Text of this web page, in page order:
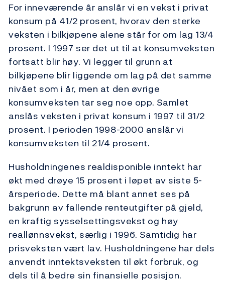
For inneværende år anslår vi en vekst i privat
konsum på 41/2 prosent, hvorav den sterke
veksten i bilkjøpene alene står for om lag 13/4
prosent. I 1997 ser det ut til at konsumveksten
fortsatt blir høy. Vi legger til grunn at
bilkjøpene blir liggende om lag på det samme
nivået som i år, men at den øvrige
konsumveksten tar seg noe opp. Samlet
anslås veksten i privat konsum i 1997 til 31/2
prosent. I perioden 1998-2000 anslår vi
konsumveksten til 21/4 prosent.
Husholdningenes realdisponible inntekt har
økt med drøye 15 prosent i løpet av siste 5-
årsperiode. Dette må blant annet ses på
bakgrunn av fallende renteutgifter på gjeld,
en kraftig sysselsettingsvekst og høy
reallønnsvekst, særlig i 1996. Samtidig har
prisveksten vært lav. Husholdningene har dels
anvendt inntektsveksten til økt forbruk, og
dels til å bedre sin finansielle posisjon.